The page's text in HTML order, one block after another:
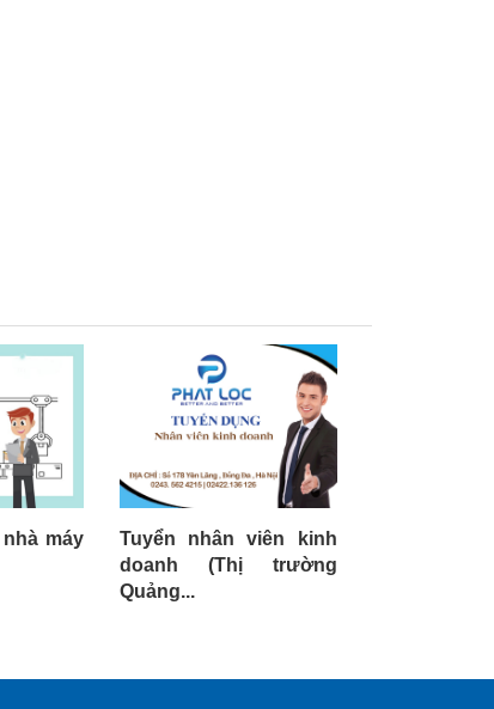
máy
Tuyển nhân viên kinh
doanh (Thị trường
Quảng...